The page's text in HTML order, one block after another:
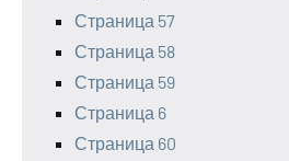
Страница 57
Страница 58
Страница 59
Страница 6
Страница 60